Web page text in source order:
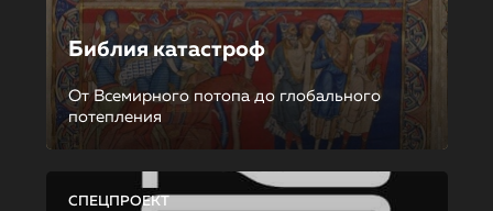
Библия катастроф
От Всемирного потопа до глобального
потепления
СПЕЦПРОЕКТ